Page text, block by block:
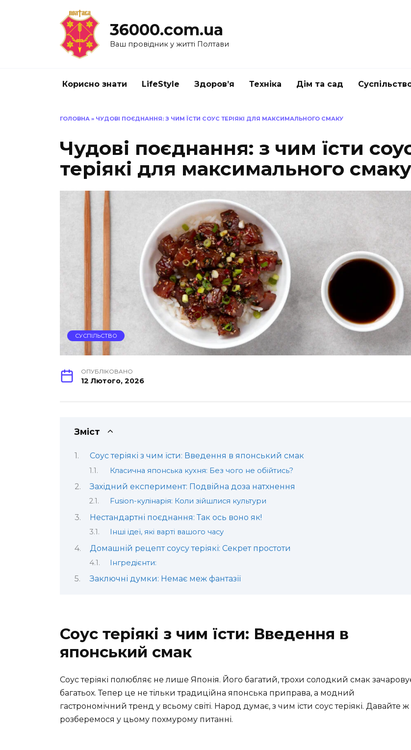
36000.com.ua
Ваш провідник у житті Полтави
Корисно знати LifeStyle Здоров’я Техніка Дім та сад
ГОЛОВНА » ЧУДОВІ ПОЄДНАННЯ: З ЧИМ ЇСТИ СОУС ТЕРІЯКІ ДЛЯ МАКСИМАЛЬНОГО СМАКУ
Чудові поєднання: з чим їсти
теріякі для максимального смаку
СУСПІЛЬСТВО
ОПУБЛІКОВАНО
12 Лютого, 2026
Зміст
Соус теріякі з чим їсти: Введення в японський смак
Класична японська кухня: Без чого не обійтись?
Західний експеримент: Подвійна доза натхнення
Fusion-кулінарія: Коли зійшлися культури
Нестандартні поєднання: Так ось воно як!
Інші ідеї, які варті вашого часу
Домашній рецепт соусу теріякі: Секрет простоти
Інгредієнти:
Заключні думки: Немає меж фантазії
Соус теріякі з чим їсти: Введення в
японський смак
Соус теріякі полюбляє не лише Японія. Його багатий, трохи солодкий смак
багатьох. Тепер це не тільки традиційна японська приправа, а модний
гастрономічний тренд у всьому світі. Народ думає, з чим їсти соус теріякі. Давайте ж
розберемося у цьому похмурому питанні.